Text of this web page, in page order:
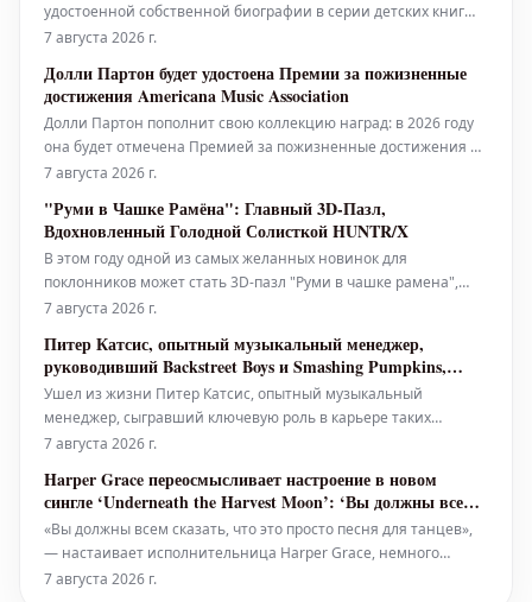
удостоенной собственной биографии в серии детских книг
"Little Golden Book". Книга "Sabrina Carpenter: A Little Golden
сентября 2026 года. Эта иллюстрированная биография
рассказывае
7 августа 2026 г.
Долли Партон будет удостоена Премии за пожизненные
достижения Americana Music Association
Долли Партон пополнит свою коллекцию наград: в 2026 году
она будет отмечена Премией за пожизненные достижения от
Americana Music Association. Эта награда присуждается в знак
песен и творца, а также за создание обширного музыкального
ката
7 августа 2026 г.
"Руми в Чашке Рамёна": Главный 3D-Пазл,
Вдохновленный Голодной Солисткой HUNTR/X
В этом году одной из самых желанных новинок для
поклонников может стать 3D-пазл "Руми в чашке рамена",
который наверняка пополнит ряды культовых игрушек.
мотивам популярного сериала Netflix "KPop Demon Hunters":
138-детальный 3D-пазл, из котор
7 августа 2026 г.
Питер Катсис, опытный музыкальный менеджер,
руководивший Backstreet Boys и Smashing Pumpkins,
скончался в 69 лет
Ушел из жизни Питер Катсис, опытный музыкальный
менеджер, сыгравший ключевую роль в карьере таких
артистов, как Backstreet Boys, Korn, The Smashing Pumpkins и
музыкальной индустрии в 23 года в родном Чикаго, где он
открыл и стал мен
7 августа 2026 г.
Harper Grace переосмысливает настроение в новом
сингле ‘Underneath the Harvest Moon’: ‘Вы должны всем
сказать, что это просто песня для танцев’
«Вы должны всем сказать, что это просто песня для танцев»,
— настаивает исполнительница Harper Grace, немного
нервничая из-за одной фразы в своем завораживающем
7 августа 2026 г.